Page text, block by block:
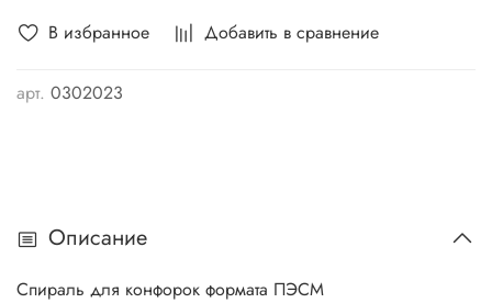
В избранное Добавить в сравнение
арт. 0302023
Описание
Спираль для конфорок формата ПЭСМ